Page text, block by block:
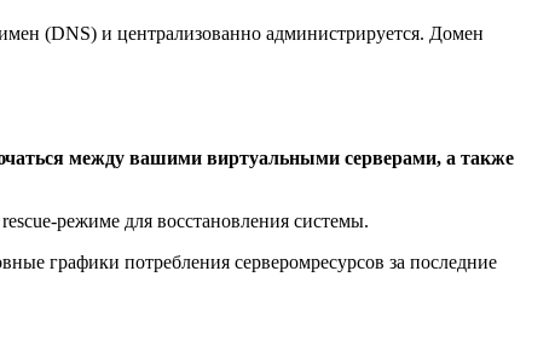
(DNS) и централизованно администрируется. Домен
между вашими виртуальными серверами, а также
режиме для восстановления системы.
графики потребления серверомресурсов за последние